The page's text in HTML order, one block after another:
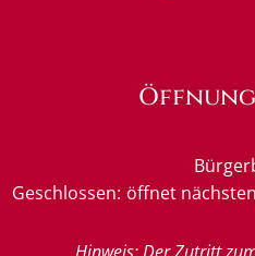
Klicken, um weitere
Geschlossen: öffnet
Hinweis: Der Zutritt